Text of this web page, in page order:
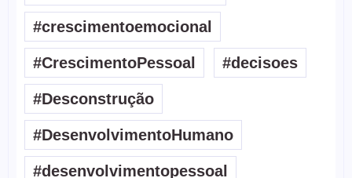
#crescimentoemocional
#CrescimentoPessoal #decisoes
#Desconstrução
#DesenvolvimentoHumano
#desenvolvimentopessoal